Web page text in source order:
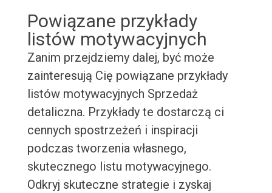
Powiązane przykłady
listów motywacyjnych
Zanim przejdziemy dalej, być może
zainteresują Cię powiązane przykłady
listów motywacyjnych Sprzedaż
detaliczna. Przykłady te dostarczą ci
cennych spostrzeżeń i inspiracji
podczas tworzenia własnego,
skutecznego listu motywacyjnego.
Odkryj skuteczne strategie i zyskaj